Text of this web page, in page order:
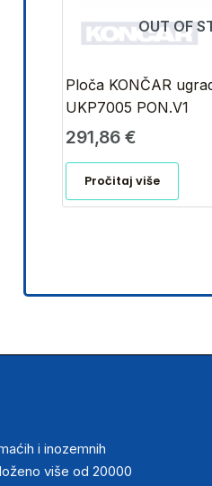
OUT OF
Ploča KONČAR
UKP7005 PON.V1
291,86€
Pročitaj više
i inozemnih
više od 20000